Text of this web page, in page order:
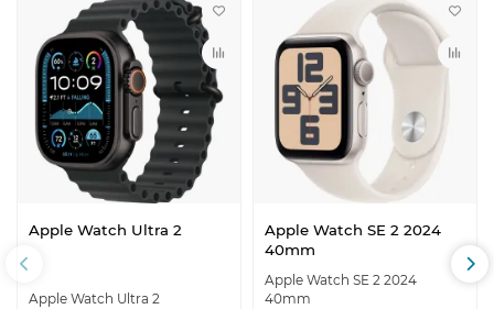
Apple Watch Ultra 2
Apple Watch Ultra 2
Apple Watch SE 2 2024
40mm
Apple Watch SE 2 2024
40mm